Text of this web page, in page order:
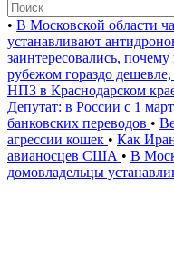
• В Московской области
устанавливают
заинтересовались,
рубежом гораздо
НПЗ в Краснодарском
Депутат: в России с 1
банковских переводов •
агрессии кошек • Как
авианосцев США • В
домовладельцы